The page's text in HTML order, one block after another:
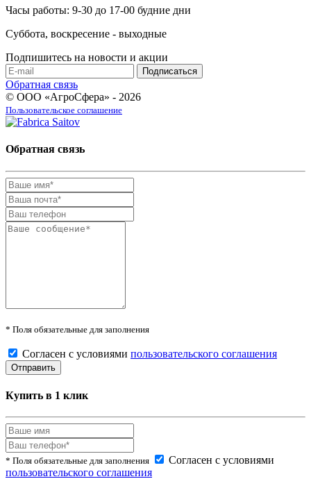
Часы работы: 9-30 до 17-00 будние дни
Суббота, воскресение - выходные
Подпишитесь на новости и акции
Обратная связь
© ООО «АгроСфера» - 2026
Пользовательское соглашение
Обратная связь
* Поля обязательные для заполнения
Согласен с условиями пользовательского соглашения
Купить в 1 клик
* Поля обязательные для заполнения
Согласен с условиями
пользовательского соглашения